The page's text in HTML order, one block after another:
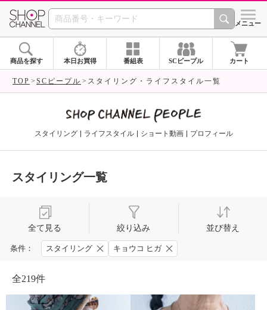
SHOP CHANNEL シメニュー
商品を探す 本日お買得 番組表 SCピープル カート
TOP SCピープル スタイリング・ライフスタイル一覧
スタイリング ライフスタイル ショート動画 プロフィール
スタイリング一覧
全て見る 絞り込み 並び替え
条件： スタイリング キョウコ ヒガ
全219件